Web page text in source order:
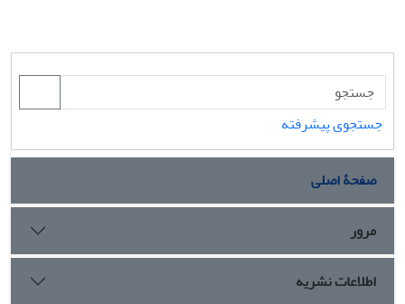
جستجوی پیشرفته
صفحۀ اصلی
مرور
اطلاعات نشریه